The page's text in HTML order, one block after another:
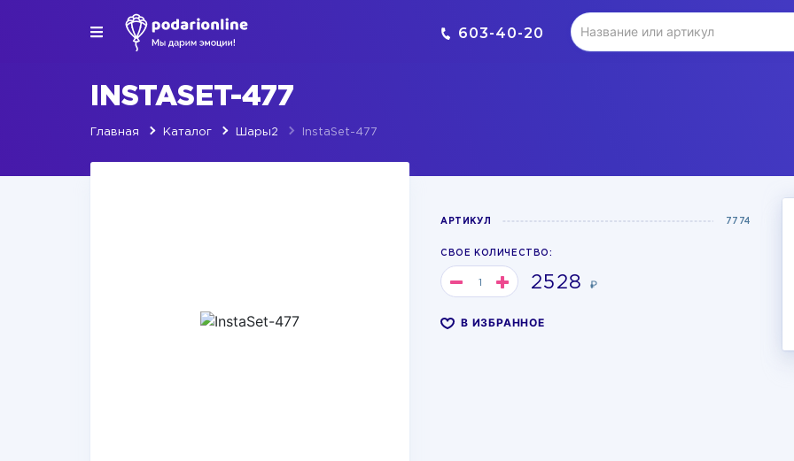
603-40-20
INSTASET-477
Главная Каталог Шары2 InstaSet-477
АРТИКУЛ 7774
СВОЕ КОЛИЧЕСТВО:
2528 ₽
В ИЗБРАННОЕ